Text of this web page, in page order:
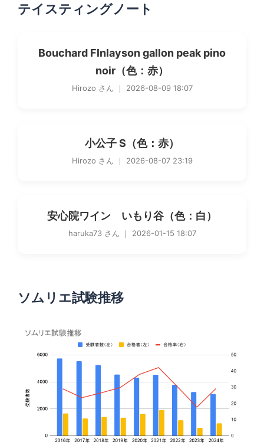
テイスティングノート
Bouchard Flnlayson gallon peak pino
noir（色：赤）
Hirozo さん ｜ 2026-08-09 18:07
小公子 S（色：赤）
Hirozo さん ｜ 2026-08-07 23:19
安心院ワイン いもり谷（色：白）
haruka73 さん ｜ 2026-01-15 18:07
ソムリエ試験推移